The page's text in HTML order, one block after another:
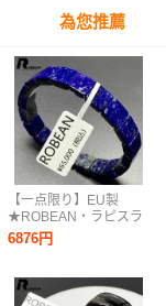
為您推薦
【一点限り】EU製
★ROBEAN・ラピスラ
ズリ・バングル★パワ
ーストーン アクセサリ
約9.7*9.7*4.7mm
M0319595
6876円